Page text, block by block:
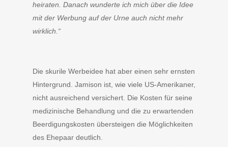
heiraten. Danach wunderte ich mich über die Idee
mit der Werbung auf der Urne auch nicht mehr
wirklich.“
Die skurile Werbeidee hat aber einen sehr ernsten
Hintergrund. Jamison ist, wie viele US-Amerikaner,
nicht ausreichend versichert. Die Kosten für seine
medizinische Behandlung und die zu erwartenden
Beerdigungskosten übersteigen die Möglichkeiten
des Ehepaar deutlich.